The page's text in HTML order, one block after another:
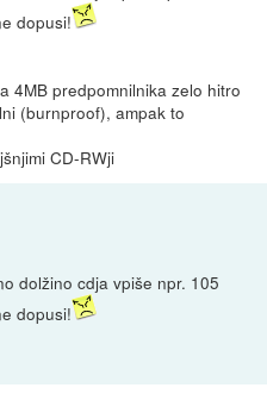
dopusi!
4MB predpomnilnika zelo hitro
(burnproof), ampak to
CD-RWji
dolžino cdja vpiše npr. 105
dopusi!